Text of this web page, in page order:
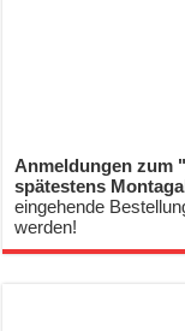
Anmeldungen zum
spätestens
eingehende
werden!